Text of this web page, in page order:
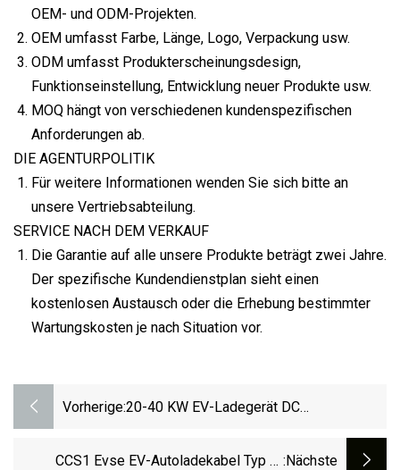
OEM- und ODM-Projekten.
OEM umfasst Farbe, Länge, Logo, Verpackung usw.
ODM umfasst Produkterscheinungsdesign,
Funktionseinstellung, Entwicklung neuer Produkte usw.
MOQ hängt von verschiedenen kundenspezifischen
Anforderungen ab.
DIE AGENTURPOLITIK
Für weitere Informationen wenden Sie sich bitte an
unsere Vertriebsabteilung.
SERVICE NACH DEM VERKAUF
Die Garantie auf alle unsere Produkte beträgt zwei Jahre.
Der spezifische Kundendienstplan sieht einen
kostenlosen Austausch oder die Erhebung bestimmter
Wartungskosten je nach Situation vor.
Vorherige:20-40 KW EV-Ladegerät DC
Einfache Installation
CCS1 Evse EV-Autoladekabel Typ 2- :nächste